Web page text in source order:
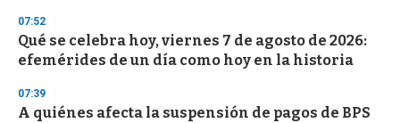
s
e
c
o
d
s
07:52
Qué se celebra hoy, viernes 7 de agosto de 2026:
efemérides de un día como hoy en la historia
07:39
A quiénes afecta la suspensión de pagos de BPS